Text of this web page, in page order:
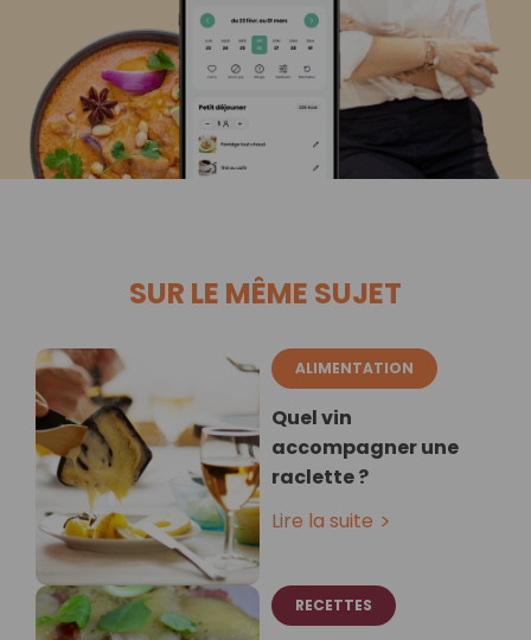
SUR LE MÊME SUJET
ALIMENTATION
Quel vin
accompagner une
raclette ?
Lire la suite
RECETTES